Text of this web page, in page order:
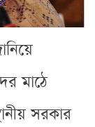
মাঠে
সরকার